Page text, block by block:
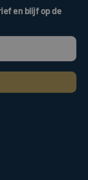
en blijf op de